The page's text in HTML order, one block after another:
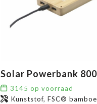
3145 op voorraad
Kunststof, FSC® bamboe